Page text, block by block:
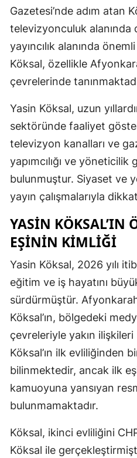
Gazetesi’nde adım atan
televizyonculuk alanında
yayıncılık alanında
Köksal, özellikle
çevrelerinde
Yasin Köksal, uzun
sektöründe faaliyet
televizyon kanalları ve
yapımcılığı ve
bulunmuştur. Siyaset ve
yayın çalışmalarıyla
YASIN KÖKSAL’IN
EŞININ KIMLIĞI
Yasin Köksal, 2026 yılı
eğitim ve iş hayatını
sürdürmüştür.
Köksal’ın, bölgedeki
çevreleriyle yakın
Köksal’ın ilk evliliğinden
bilinmektedir, ancak ilk
kamuoyuna yansıyan
bulunmamaktadır.
Köksal, ikinci evliliğini
Köksal ile